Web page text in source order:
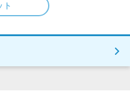
ト